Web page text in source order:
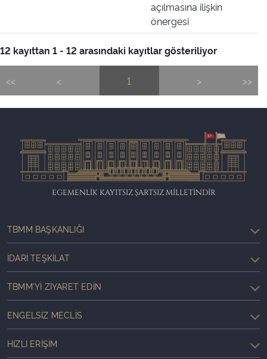
açılmasına ilişkin
önergesi
12 kayıttan 1 - 12 arasındaki kayıtlar gösteriliyor
<< < 1 > >>
EGEMENLİK KAYITSIZ ŞARTSIZ MİLLETİNDİR
TBMM BAŞKANLIĞI
İDARI TEŞKILAT
TBMM'YI ZIYARET EDIN
ENGELSIZ MECLIS
HIZLI ERIŞIM